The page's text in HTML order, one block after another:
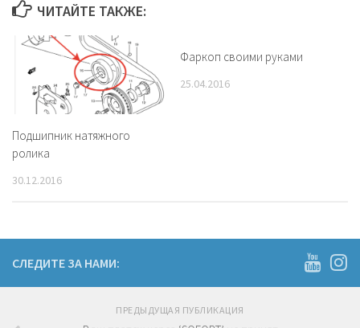
ЧИТАЙТЕ ТАКЖЕ:
Подшипник натяжного
ролика
30.12.2016
Фаркоп своими руками
25.04.2016
СЛЕДИТЕ ЗА НАМИ:
ПРЕДЫДУЩАЯ ПУБЛИКАЦИЯ